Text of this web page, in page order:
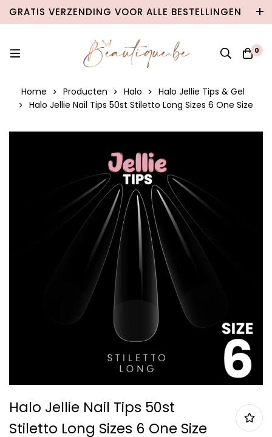
GRATIS VERZENDING VOOR ALLE BESTELLINGEN
VANAF €100 IN BELGIË & €120 NAAR
0
Home Producten Halo
Halo Jellie Tips & Gel
Halo Jellie Nail Tips 50st Stiletto Long Sizes 6 One Size
Halo Jellie Nail Tips 50st
Stiletto Long Sizes 6 One Size